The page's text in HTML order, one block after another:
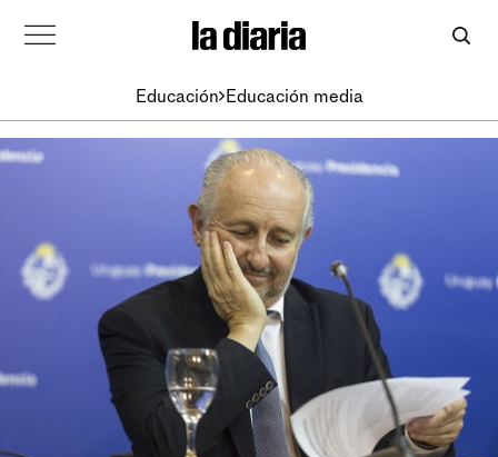
Educación Educación media